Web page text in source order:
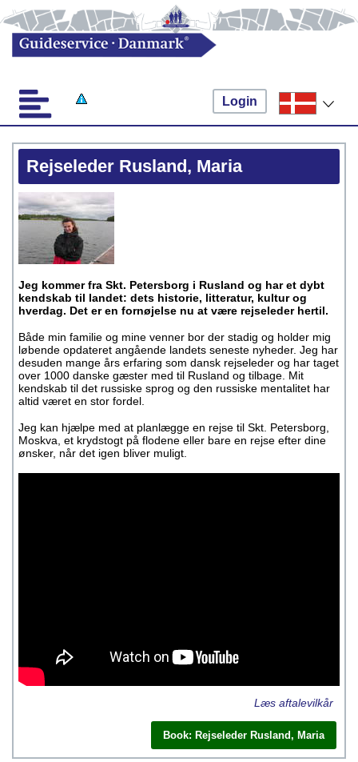
Login
Book: Rejseleder Rusland, Maria
Rejseleder Rusland, Maria
Jeg kommer fra Skt. Petersborg i Rusland og har et dybt
kendskab til landet: dets historie, litteratur, kultur og
hverdag. Det er en fornøjelse nu at være rejseleder hertil.
Både min familie og mine venner bor der stadig og holder mig
løbende opdateret angående landets seneste nyheder. Jeg har
desuden mange års erfaring som dansk rejseleder og har taget
over 1000 danske gæster med til Rusland og tilbage. Mit
kendskab til det russiske sprog og den russiske mentalitet har
altid været en stor fordel.
Jeg kan hjælpe med at planlægge en rejse til Skt. Petersborg,
Moskva, et krydstogt på flodene eller bare en rejse efter dine
ønsker, når det igen bliver muligt.
Læs aftalevilkår